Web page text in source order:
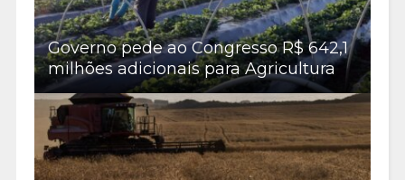
Governo pede ao Congresso R$ 642,1
milhões adicionais para Agricultura